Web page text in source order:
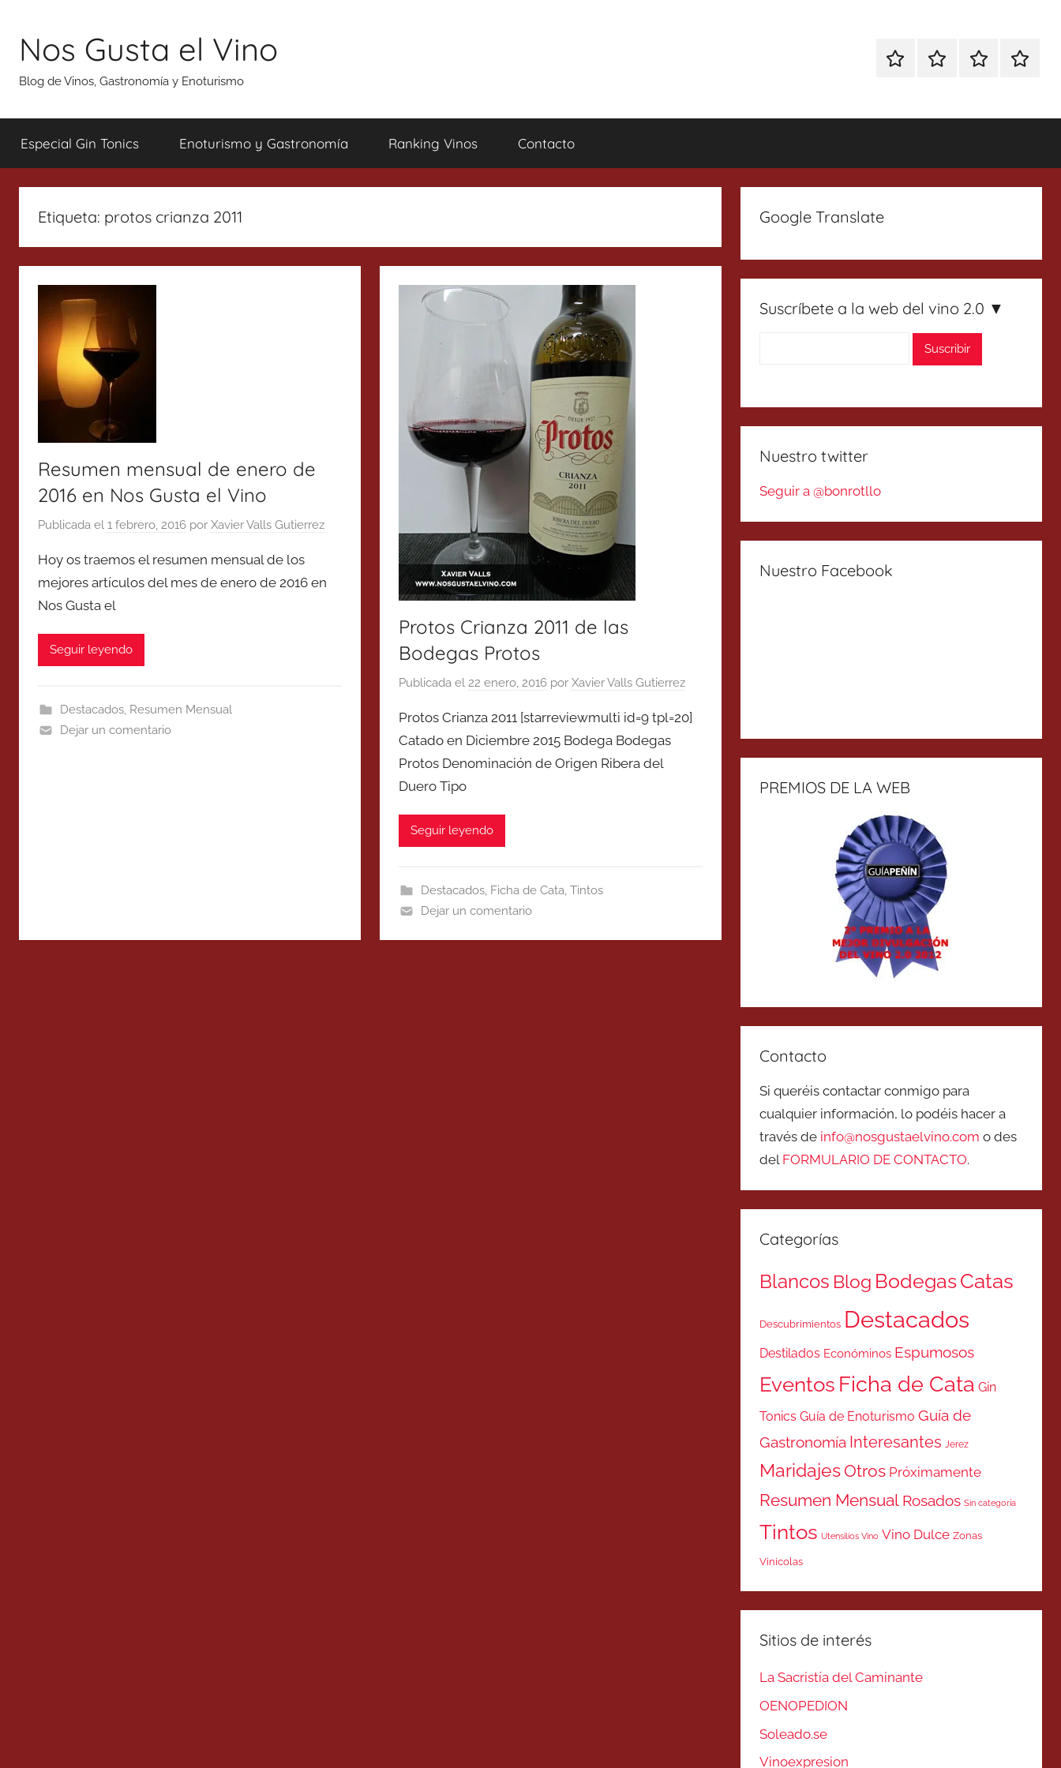
contenido
Nos Gusta el Vino
Blog de Vinos, Gastronomía y Enoturismo
EspecialEnoturismoRanking
Especial Gin Tonics Enoturismo y Gastronomía Ranking Vinos Contacto
Etiqueta: protos crianza 2011
Resumen mensual de enero de
2016 en Nos Gusta el Vino
Publicada el 1 febrero, 2016 por Xavier Valls Gutierrez
Hoy os traemos el resumen mensual de los
mejores artículos del mes de enero de 2016 en
Nos Gusta el
Seguir leyendo
Destacados, Resumen Mensual
Dejar un comentario
Protos Crianza 2011 de las
Bodegas Protos
Publicada el 22 enero, 2016 porXavier Valls Gutierrez
Protos Crianza 2011 [starreviewmulti id=9 tpl=20]
Catado en Diciembre 2015 Bodega Bodegas
Protos Denominación de Origen Ribera del
Duero Tipo
Seguir leyendo
Destacados, Ficha de Cata, Tintos
Dejar un comentario
Google Translate
Suscríbete a la web del vino 2.0 ▼
Nuestro twitter
Seguir a @bonrotllo
Nuestro Facebook
PREMIOS DE LA WEB
Contacto
Si queréis contactar conmigo para
cualquier información, lo podéis hacer a
través de info@nosgustaelvino.com o des
del FORMULARIO DE CONTACTO.
Categorías
Blancos Blog BodegasCatas
Descubrimientos Destacados
Destilados Económinos Espumosos
Eventos Ficha de Cata Gin
Tonics Guía de Enoturismo Guía de
Gastronomía Interesantes Jerez
MaridajesOtros Próximamente
Resumen Mensual Rosados Sin categoría
Tintos Utensilios Vino Vino Dulce Zonas
Vinicolas
Sitios de interés
La Sacristía del Caminante
OENOPEDION
Soleado.se
Vinoexpresion